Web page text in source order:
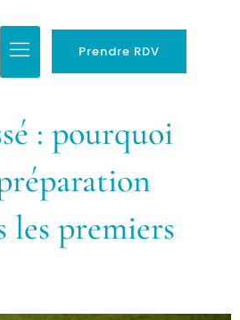
Prendre RDV
: pourquoi
les premiers